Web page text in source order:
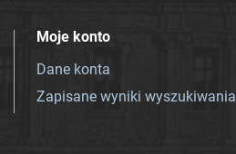
Moje konto
Dane konta
Zapisane wyniki wyszukiwania